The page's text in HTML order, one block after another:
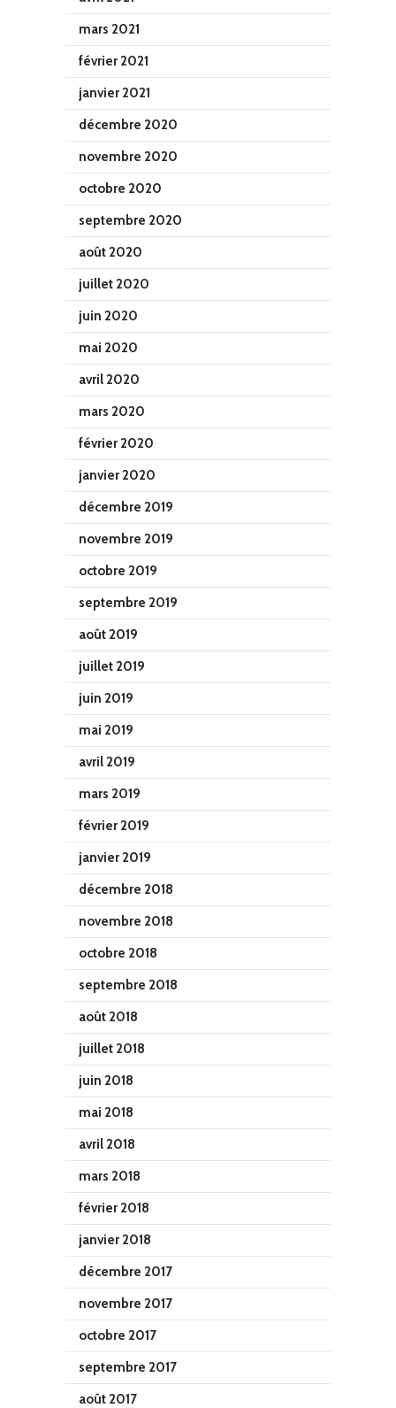
mars 2021
février 2021
janvier 2021
décembre 2020
novembre 2020
octobre 2020
septembre 2020
août 2020
juillet 2020
juin 2020
mai 2020
avril 2020
mars 2020
février 2020
janvier 2020
décembre 2019
novembre 2019
octobre 2019
septembre 2019
août 2019
juillet 2019
juin 2019
mai 2019
avril 2019
mars 2019
février 2019
janvier 2019
décembre 2018
novembre 2018
octobre 2018
septembre 2018
août 2018
juillet 2018
juin 2018
mai 2018
avril 2018
mars 2018
février 2018
janvier 2018
décembre 2017
novembre 2017
octobre 2017
septembre 2017
août 2017